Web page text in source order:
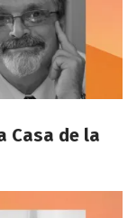
Casa de la